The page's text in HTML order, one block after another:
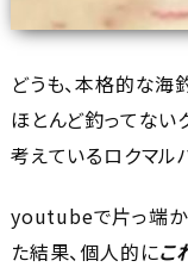
どうも、本格的な海
ほとんど釣ってない
考えているロクマル
youtubeで片っ端か
た結果、個人的にこ